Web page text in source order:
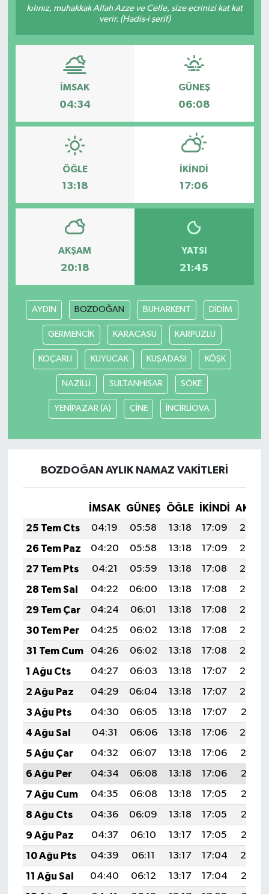
kılınız, muhakkak Allah Azze ve Celle, size ecrinizi kat kat
verir. (Hadis-i şerif)
İMSAK
04:34
GÜNEŞ
06:08
ÖĞLE
13:18
İKINDI
17:06
AKŞAM
20:18
YATSI
21:45
AYDIN BOZDOĞAN BUHARKENT DİDİM
GERMENCİK KARACASU KARPUZLU
KOÇARLI KUYUCAK KUŞADASI KÖŞK
NAZİLLİ SULTANHİSAR SÖKE
YENİPAZAR (A) ÇİNE İNCİRLİOVA
BOZDOĞAN AYLIK NAMAZ VAKITLERI
İMSAK GÜNEŞ ÖĞLE İKINDI
25 Tem Cts
04:19 05:58 13:18 17:09
20:29
26 Tem Paz
04:20 05:58 13:18 17:09
20:28
27 Tem Pts
04:21 05:59 13:18 17:08
20:28
28 Tem Sal
04:22 06:00 13:18 17:08
20:27
29 Tem Çar
04:24 06:01 13:18 17:08
20:26
30 Tem Per
04:25 06:02 13:18 17:08
20:25
31 Tem Cum
04:26 06:02 13:18 17:08
20:24
1 Ağu Cts
04:27 06:03 13:18 17:07
20:23
2 Ağu Paz
04:29 06:04 13:18 17:07
20:22
3 Ağu Pts
04:30 06:05 13:18 17:07
20:21
4 Ağu Sal
04:31 06:06 13:18 17:06
20:20
5 Ağu Çar
04:32 06:07 13:18 17:06
20:19
6 Ağu Per
04:34 06:08 13:18 17:06
20:18
7 Ağu Cum
04:35 06:08 13:18 17:05
20:17
8 Ağu Cts
04:36 06:09 13:18 17:05
20:16
9 Ağu Paz
04:37 06:10 13:17 17:05
20:15
10 Ağu Pts
04:39 06:11 13:17 17:04
20:14
11 Ağu Sal
04:40 06:12 13:17 17:04
20:12
Lider Haber TV Canlı Yayın izle